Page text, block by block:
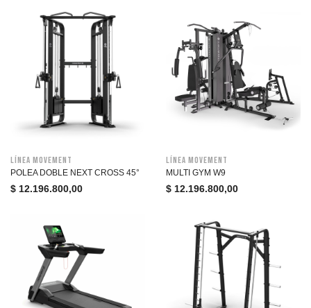
Línea Movement
POLEA DOBLE NEXT CROSS 45°
$ 12.196.800,00
Línea Movement
MULTI GYM W9
$ 12.196.800,00